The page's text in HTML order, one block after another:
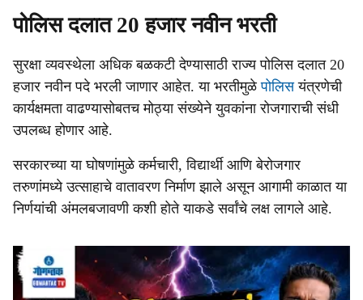
पोलिस दलात 20 हजार नवीन भरती
सुरक्षा व्यवस्थेला अधिक बळकटी देण्यासाठी राज्य पोलिस दलात 20
हजार नवीन पदे भरली जाणार आहेत. या भरतीमुळेपोलिसयंत्रणेची
कार्यक्षमता वाढण्यासोबतच मोठ्या संख्येने युवकांना रोजगाराची संधी
उपलब्ध होणार आहे.
सरकारच्या या घोषणांमुळे कर्मचारी, विद्यार्थी आणि बेरोजगार
तरुणांमध्ये उत्साहाचे वातावरण निर्माण झाले असून आगामी काळात या
निर्णयांची अंमलबजावणी कशी होते याकडे सर्वांचे लक्ष लागले आहे.